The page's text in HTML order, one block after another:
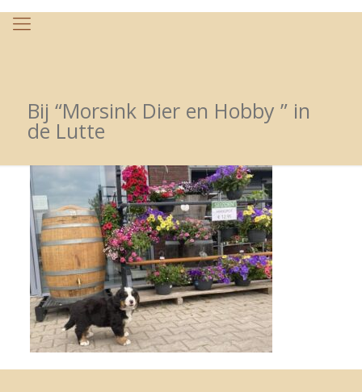
Bij “Morsink Dier en Hobby ” in
de Lutte